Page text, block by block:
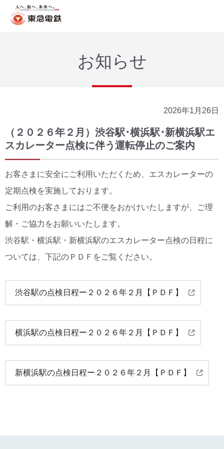
お知らせ
2026年1月26日
（２０２６年２月）渋谷駅･横浜駅･新横浜駅エ
スカレーター点検に伴う運転停止のご案内
お客さまに安全にご利用いただくため、エスカレーターの
定期点検を実施しております。
ご利用のお客さまにはご不便をおかけいたしますが、ご理
解・ご協力をお願いいたします。
渋谷駅・横浜駅・新横浜駅のエスカレーター点検の日程に
ついては、下記のＰＤＦをご覧ください。
渋谷駅の点検日程ー２０２６年２月【ＰＤＦ】
横浜駅の点検日程ー２０２６年２月【ＰＤＦ】
新横浜駅の点検日程ー２０２６年２月【ＰＤＦ】